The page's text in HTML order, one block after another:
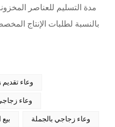
وعاء
وعاء
وعاء زجاجي بالجملة